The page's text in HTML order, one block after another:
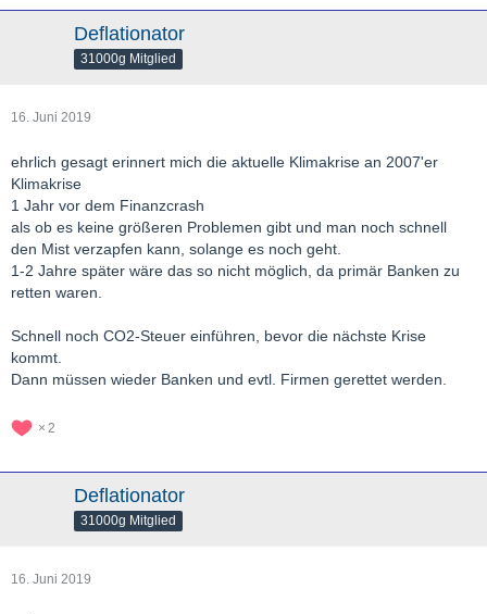
Deflationator
31000g Mitglied
16. Juni 2019
ehrlich gesagt erinnert mich die aktuelle Klimakrise an 2007'er
Klimakrise
1 Jahr vor dem Finanzcrash
als ob es keine größeren Problemen gibt und man noch schnell
den Mist verzapfen kann, solange es noch geht.
1-2 Jahre später wäre das so nicht möglich, da primär Banken zu
retten waren.
Schnell noch CO2-Steuer einführen, bevor die nächste Krise
kommt.
Dann müssen wieder Banken und evtl. Firmen gerettet werden.
2
Deflationator
31000g Mitglied
16. Juni 2019